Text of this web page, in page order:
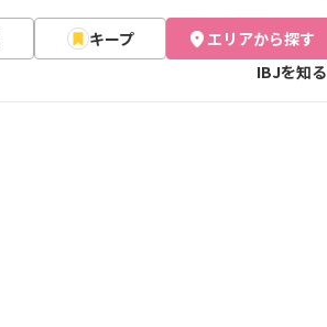
キープ エリアから探す
IBJを知る